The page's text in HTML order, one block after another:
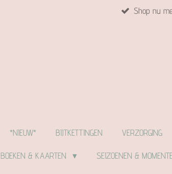
Shop nu
*NIEUW* BIJTKETTINGEN VERZORGING
BOEKEN & KAARTEN SEIZOENEN &